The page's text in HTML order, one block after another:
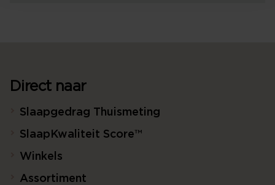
Direct naar
Slaapgedrag Thuismeting
SlaapKwaliteit Score™
Winkels
Assortiment